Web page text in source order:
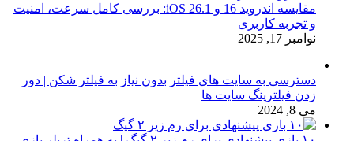
مقایسه اندروید 16 و iOS 26.1: بررسی کامل سرعت، امنیت
و تجربه کاربری
نوامبر 17, 2025
دسترسی به سایت های فیلتر بدون نیاز به فیلتر شکن | دور
زدن فیلترینگ سایت ها
می 8, 2024